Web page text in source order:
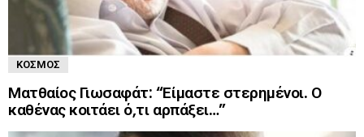
ΚΌΣΜΟΣ
Ματθαίος Γιωσαφάτ: “Είμαστε στερημένοι. Ο
καθένας κοιτάει ό,τι αρπάξει…”